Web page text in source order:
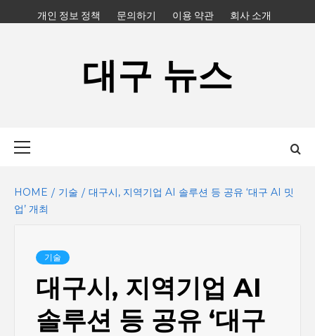
to
개인 정보 정책 문의하기 이용 약관 회사 소개
대구 뉴스
HOME 기술
대구시, 지역기업 AI 솔루션 등 공유 ‘대구 AI 밋
업’ 개최
기술
대구시, 지역기업 AI
솔루션 등 공유 ‘대구